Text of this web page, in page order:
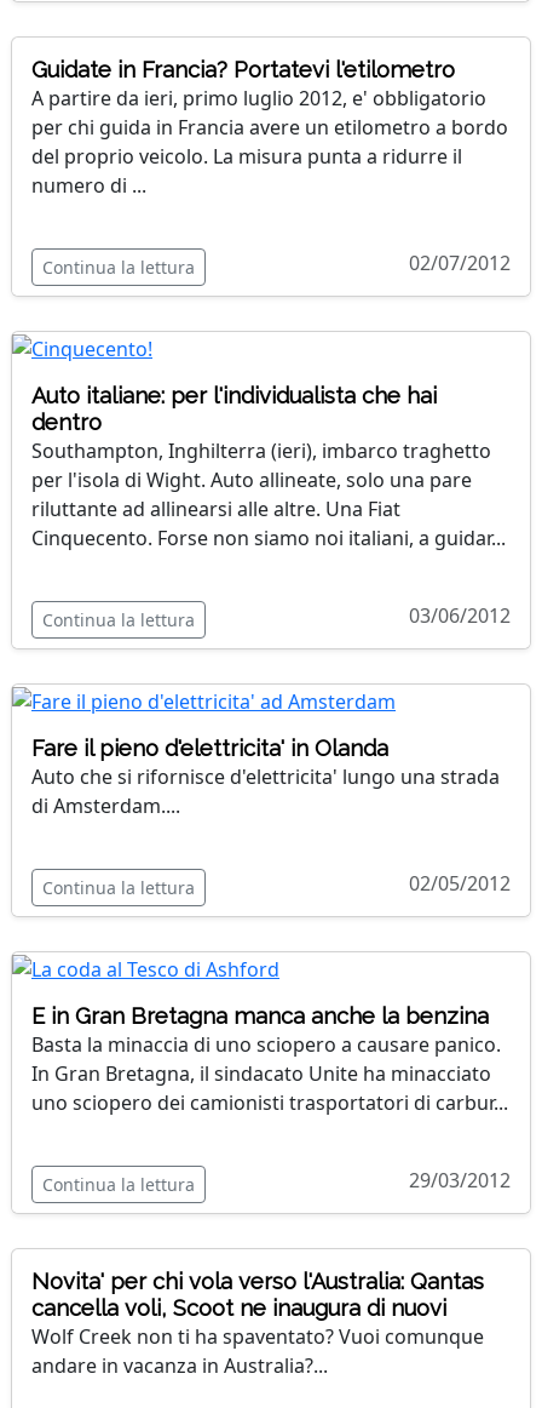
Guidate in Francia? Portatevi l'etilometro
A partire da ieri, primo luglio 2012, e' obbligatorio
per chi guida in Francia avere un etilometro a bordo
del proprio veicolo. La misura punta a ridurre il
numero di ...
Continua la lettura 02/07/2012
Auto italiane: per l'individualista che hai
dentro
Southampton, Inghilterra (ieri), imbarco traghetto
per l'isola di Wight. Auto allineate, solo una pare
riluttante ad allinearsi alle altre. Una Fiat
Cinquecento. Forse non siamo noi italiani, a guidar...
Continua la lettura 03/06/2012
Fare il pieno d'elettricita' in Olanda
Auto che si rifornisce d'elettricita' lungo una strada
di Amsterdam....
Continua la lettura 02/05/2012
E in Gran Bretagna manca anche la benzina
Basta la minaccia di uno sciopero a causare panico.
In Gran Bretagna, il sindacato Unite ha minacciato
uno sciopero dei camionisti trasportatori di carbur...
Continua la lettura 29/03/2012
Novita' per chi vola verso l'Australia: Qantas
cancella voli, Scoot ne inaugura di nuovi
Wolf Creek non ti ha spaventato? Vuoi comunque
andare in vacanza in Australia?...